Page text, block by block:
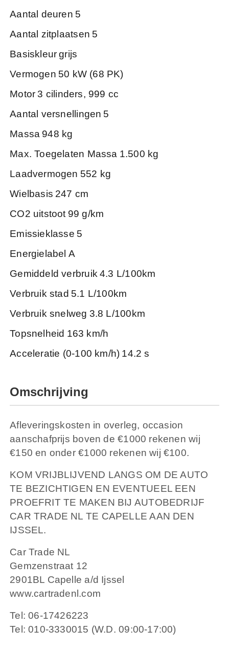
Aantal deuren 5
Aantal zitplaatsen 5
Basiskleur grijs
Vermogen 50 kW (68 PK)
Motor 3 cilinders, 999 cc
Aantal versnellingen 5
Massa 948 kg
Max. Toegelaten Massa 1.500 kg
Laadvermogen 552 kg
Wielbasis 247 cm
CO2 uitstoot 99 g/km
Emissieklasse 5
Energielabel A
Gemiddeld verbruik 4.3 L/100km
Verbruik stad 5.1 L/100km
Verbruik snelweg 3.8 L/100km
Topsnelheid 163 km/h
Acceleratie (0-100 km/h) 14.2 s
Omschrijving
Afleveringskosten in overleg, occasion
aanschafprijs boven de €1000 rekenen wij
€150 en onder €1000 rekenen wij €100.
KOM VRIJBLIJVEND LANGS OM DE AUTO
TE BEZICHTIGEN EN EVENTUEEL EEN
PROEFRIT TE MAKEN BIJ AUTOBEDRIJF
CAR TRADE NL TE CAPELLE AAN DEN
IJSSEL.
Car Trade NL
Gemzenstraat 12
2901BL Capelle a/d Ijssel
www.cartradenl.com
Tel: 06-17426223
Tel: 010-3330015 (W.D. 09:00-17:00)